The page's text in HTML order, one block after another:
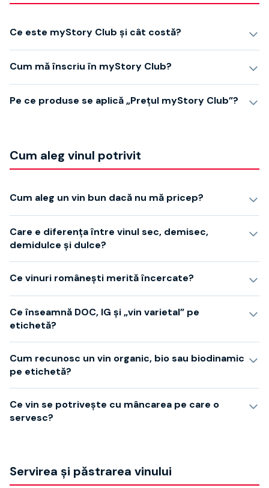
Ce este myStory Club și cât costă?
Cum mă înscriu în myStory Club?
Pe ce produse se aplică „Prețul myStory Club”?
Cum aleg vinul potrivit
Cum aleg un vin bun dacă nu mă pricep?
Care e diferența între vinul sec, demisec,
demidulce și dulce?
Ce vinuri românești merită încercate?
Ce înseamnă DOC, IG și „vin varietal” pe
etichetă?
Cum recunosc un vin organic, bio sau biodinamic
pe etichetă?
Ce vin se potrivește cu mâncarea pe care o
servesc?
Servirea și păstrarea vinului